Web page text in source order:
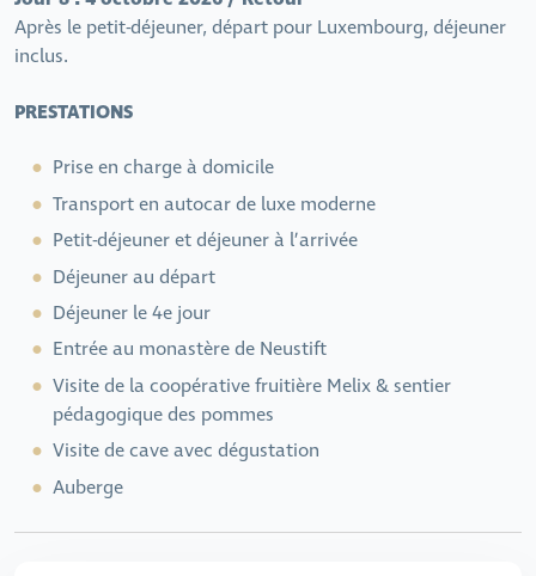
Après le petit-déjeuner, départ pour Luxembourg, déjeuner
inclus.
PRESTATIONS
Prise en charge à domicile
Transport en autocar de luxe moderne
Petit-déjeuner et déjeuner à l’arrivée
Déjeuner au départ
Déjeuner le 4e jour
Entrée au monastère de Neustift
Visite de la coopérative fruitière Melix & sentier
pédagogique des pommes
Visite de cave avec dégustation
Auberge